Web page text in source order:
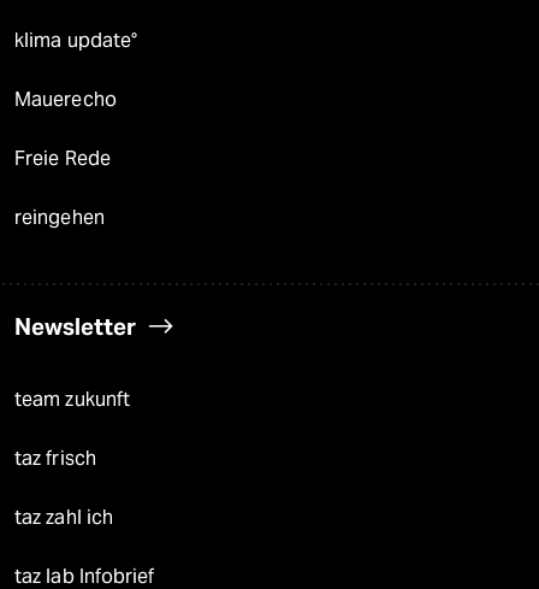
klima update°
Mauerecho
Freie Rede
reingehen
Newsletter
team zukunft
taz frisch
taz zahl ich
taz lab Infobrief